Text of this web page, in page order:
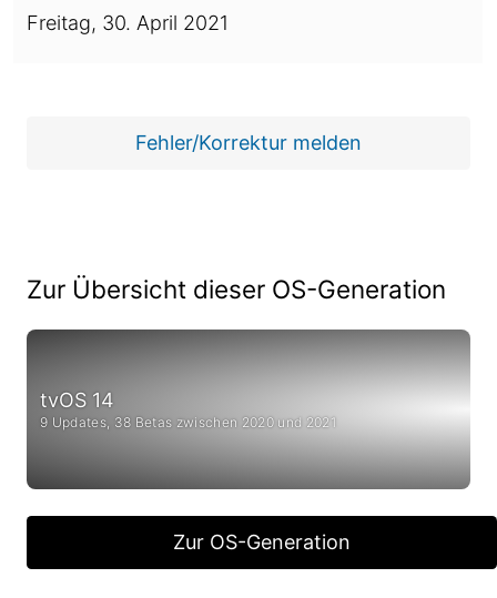
Freitag, 30. April 2021
Fehler/Korrektur melden
Zur Übersicht dieser OS-Generation
tvOS 14
9 Updates, 38 Betas zwischen 2020 und 2021
Zur OS-Generation